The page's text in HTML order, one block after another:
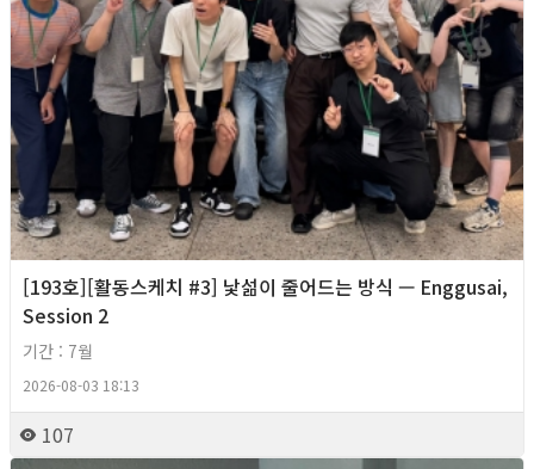
[193호][활동스케치 #3] 낯섦이 줄어드는 방식 — Enggusai,
Session 2
기간 : 7월
2026-08-03 18:13
107